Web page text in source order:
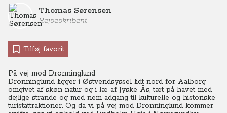
Thomas Sørensen
Rejseskribent
Tilføj favorit
På vej mod Dronninglund
Dronninglund ligger i Østvendsyssel lidt nord for Aalborg
omgivet af skøn natur og i læ af Jyske Ås, tæt på havet med
dejlige strande og med nem adgang til kulturelle og historiske
turistattraktioner. Og da vi på vej mod Dronninglund kommer